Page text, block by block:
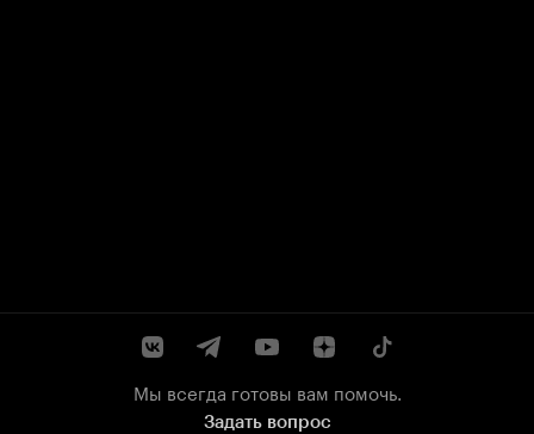
Мы всегда готовы вам помочь.
Задать вопрос